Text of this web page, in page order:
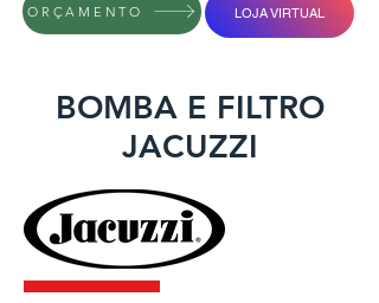
ORÇAMENTO LOJA VIRTUAL
BOMBA E FILTRO
JACUZZI